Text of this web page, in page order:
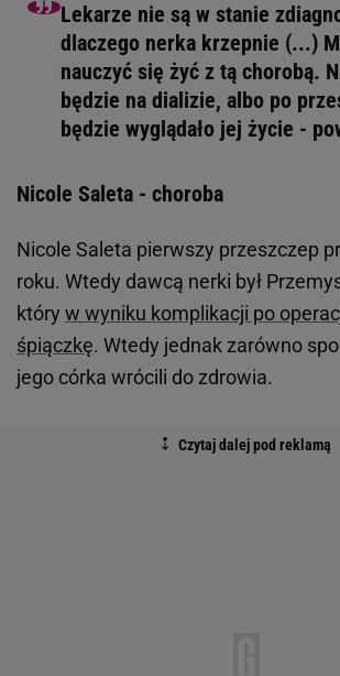
Lekarze nie są w stanie
dlaczego nerka krzepnie (...)
nauczyć się żyć z tą chorobą.
będzie na dializie, albo po
będzie wyglądało jej życie -
Nicole Saleta - choroba
Nicole Saleta pierwszy przeszczep
roku. Wtedy dawcą nerki był
który w wyniku komplikacji po
śpiączkę. Wtedy jednak zarówno
jego córka wrócili do zdrowia.